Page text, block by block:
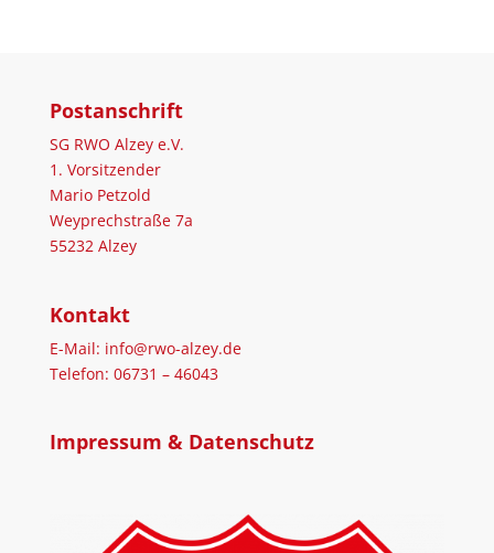
Postanschrift
SG RWO Alzey e.V.
1. Vorsitzender
Mario Petzold
Weyprechstraße 7a
55232 Alzey
Kontakt
E-Mail: info@rwo-alzey.de
Telefon: 06731 – 46043
Impressum & Datenschutz